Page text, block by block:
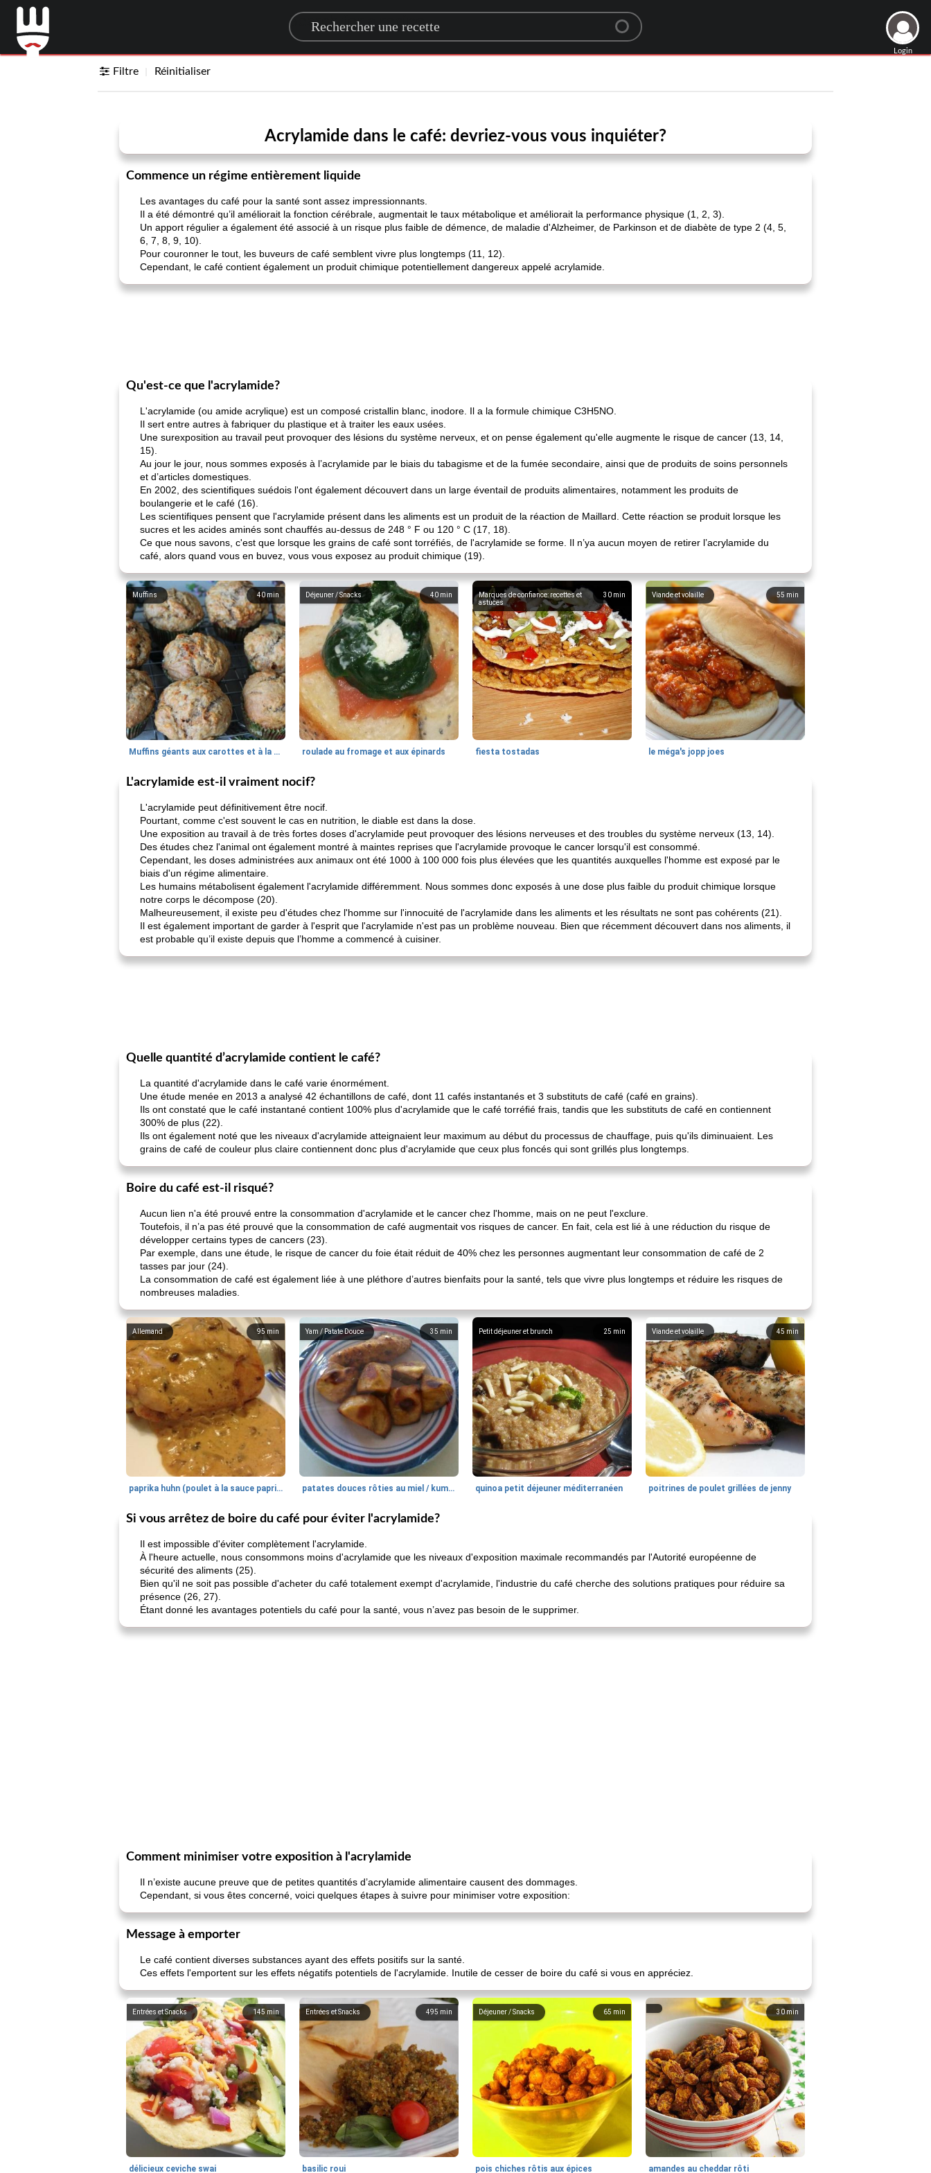
Search for a recipe
Login
Filtre Réinitialiser
Acrylamide dans le café: devriez-vous vous inquiéter?
Commence un régime entièrement liquide
Les avantages du café pour la santé sont assez impressionnants.
Il a été démontré qu’il améliorait la fonction cérébrale, augmentait le taux métabolique et améliorait la performance physique (1, 2, 3).
Un apport régulier a également été associé à un risque plus faible de démence, de maladie d'Alzheimer, de Parkinson et de diabète de type 2 (4, 5,
6, 7, 8, 9, 10).
Pour couronner le tout, les buveurs de café semblent vivre plus longtemps (11, 12).
Cependant, le café contient également un produit chimique potentiellement dangereux appelé acrylamide.
Qu'est-ce que l'acrylamide?
L'acrylamide (ou amide acrylique) est un composé cristallin blanc, inodore. Il a la formule chimique C3H5NO.
Il sert entre autres à fabriquer du plastique et à traiter les eaux usées.
Une surexposition au travail peut provoquer des lésions du système nerveux, et on pense également qu'elle augmente le risque de cancer (13, 14,
15).
Au jour le jour, nous sommes exposés à l’acrylamide par le biais du tabagisme et de la fumée secondaire, ainsi que de produits de soins personnels
et d’articles domestiques.
En 2002, des scientifiques suédois l'ont également découvert dans un large éventail de produits alimentaires, notamment les produits de
boulangerie et le café (16).
Les scientifiques pensent que l'acrylamide présent dans les aliments est un produit de la réaction de Maillard. Cette réaction se produit lorsque les
sucres et les acides aminés sont chauffés au-dessus de 248 ° F ou 120 ° C (17, 18).
Ce que nous savons, c'est que lorsque les grains de café sont torréfiés, de l'acrylamide se forme. Il n’ya aucun moyen de retirer l’acrylamide du
café, alors quand vous en buvez, vous vous exposez au produit chimique (19).
40 min
Muffins
Muffins géants aux carottes et à la banane de Nif
40 min
Déjeuner / Snacks
roulade au fromage et aux épinards
30 min
Marques de confiance: recettes et
astuces
fiesta tostadas
55 min
Viande et volaille
le méga's jopp joes
L'acrylamide est-il vraiment nocif?
L'acrylamide peut définitivement être nocif.
Pourtant, comme c'est souvent le cas en nutrition, le diable est dans la dose.
Une exposition au travail à de très fortes doses d'acrylamide peut provoquer des lésions nerveuses et des troubles du système nerveux (13, 14).
Des études chez l'animal ont également montré à maintes reprises que l'acrylamide provoque le cancer lorsqu'il est consommé.
Cependant, les doses administrées aux animaux ont été 1000 à 100 000 fois plus élevées que les quantités auxquelles l'homme est exposé par le
biais d'un régime alimentaire.
Les humains métabolisent également l'acrylamide différemment. Nous sommes donc exposés à une dose plus faible du produit chimique lorsque
notre corps le décompose (20).
Malheureusement, il existe peu d'études chez l'homme sur l'innocuité de l'acrylamide dans les aliments et les résultats ne sont pas cohérents (21).
Il est également important de garder à l'esprit que l'acrylamide n'est pas un problème nouveau. Bien que récemment découvert dans nos aliments, il
est probable qu’il existe depuis que l’homme a commencé à cuisiner.
Quelle quantité d’acrylamide contient le café?
La quantité d'acrylamide dans le café varie énormément.
Une étude menée en 2013 a analysé 42 échantillons de café, dont 11 cafés instantanés et 3 substituts de café (café en grains).
Ils ont constaté que le café instantané contient 100% plus d'acrylamide que le café torréfié frais, tandis que les substituts de café en contiennent
300% de plus (22).
Ils ont également noté que les niveaux d'acrylamide atteignaient leur maximum au début du processus de chauffage, puis qu'ils diminuaient. Les
grains de café de couleur plus claire contiennent donc plus d'acrylamide que ceux plus foncés qui sont grillés plus longtemps.
Boire du café est-il risqué?
Aucun lien n'a été prouvé entre la consommation d'acrylamide et le cancer chez l'homme, mais on ne peut l'exclure.
Toutefois, il n’a pas été prouvé que la consommation de café augmentait vos risques de cancer. En fait, cela est lié à une réduction du risque de
développer certains types de cancers (23).
Par exemple, dans une étude, le risque de cancer du foie était réduit de 40% chez les personnes augmentant leur consommation de café de 2
tasses par jour (24).
La consommation de café est également liée à une pléthore d’autres bienfaits pour la santé, tels que vivre plus longtemps et réduire les risques de
nombreuses maladies.
95min
Allemand
paprika huhn (poulet à la sauce paprika).
35 min
Yam / Patate Douce
patates douces rôties au miel / kumara
25 min
Petit déjeuner et brunch
quinoa petit déjeuner méditerranéen
45 min
Viande et volaille
poitrines de poulet grillées de jenny
Si vous arrêtez de boire du café pour éviter l'acrylamide?
Il est impossible d'éviter complètement l'acrylamide.
À l'heure actuelle, nous consommons moins d'acrylamide que les niveaux d'exposition maximale recommandés par l'Autorité européenne de
sécurité des aliments (25).
Bien qu'il ne soit pas possible d'acheter du café totalement exempt d'acrylamide, l'industrie du café cherche des solutions pratiques pour réduire sa
présence (26, 27).
Étant donné les avantages potentiels du café pour la santé, vous n’avez pas besoin de le supprimer.
Comment minimiser votre exposition à l'acrylamide
Il n’existe aucune preuve que de petites quantités d’acrylamide alimentaire causent des dommages.
Cependant, si vous êtes concerné, voici quelques étapes à suivre pour minimiser votre exposition:
Message à emporter
Le café contient diverses substances ayant des effets positifs sur la santé.
Ces effets l'emportent sur les effets négatifs potentiels de l'acrylamide. Inutile de cesser de boire du café si vous en appréciez.
145 min
Entrées et Snacks
délicieux ceviche swai
495 min
Entrées et Snacks
basilic roui
65 min
Déjeuner / Snacks
pois chiches rôtis aux épices
30min
amandes au cheddar rôti